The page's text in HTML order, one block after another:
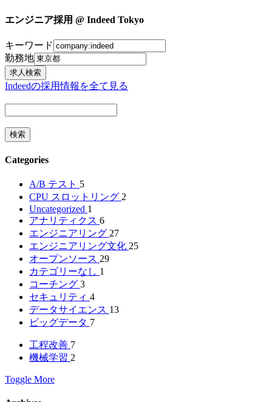
エンジニア採用 @ Indeed Tokyo
キーワード
勤務地
Indeedの採用情報を全て見る
Categories
A/B テスト 5
CPU スロットリング 2
Uncategorized 1
アナリティクス 6
エンジニアリング 27
エンジニアリング文化 25
オープンソース 29
カテゴリーなし 1
コーチング 3
セキュリティ 4
データサイエンス 13
ビッグデータ 7
工程改善 7
機械学習 2
Toggle More